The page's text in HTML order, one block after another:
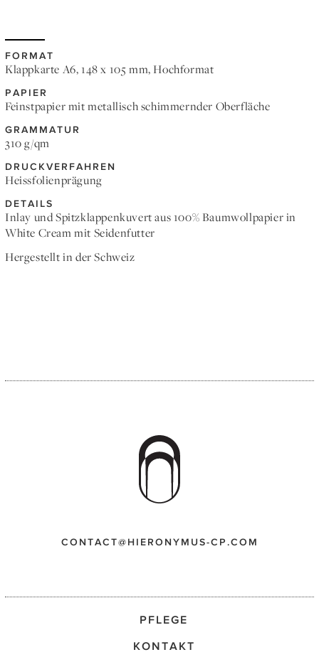
FORMAT
Klappkarte A6, 148 x 105 mm, Hochformat
PAPIER
Feinstpapier mit metallisch schimmernder Oberfläche
GRAMMATUR
310 g/qm
DRUCKVERFAHREN
Heissfolienprägung
DETAILS
Inlay und Spitzklappenkuvert aus 100% Baumwollpapier in
White Cream mit Seidenfutter
Hergestellt in der Schweiz
CONTACT@HIERONYMUS-CP.COM
PFLEGE
KONTAKT